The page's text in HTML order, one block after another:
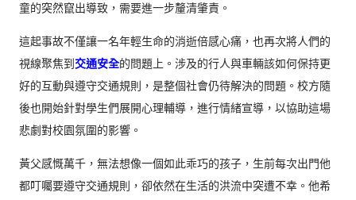
童的突然竄出導致，需要進一步釐清肇責。
這起事故不僅讓一名年輕生命的消逝倍感心痛，也再次將人們的
視線聚焦到交通安全的問題上。涉及的行人與車輛該如何保持更
好的互動與遵守交通規則，是整個社會仍待解決的問題。校方隨
後也開始針對學生們展開心理輔導，進行情緒宣導，以協助這場
悲劇對校園氛圍的影響。
黃父感慨萬千，無法想像一個如此乖巧的孩子，生前每次出門他
都叮囑要遵守交通規則，卻依然在生活的洪流中突遭不幸。他希